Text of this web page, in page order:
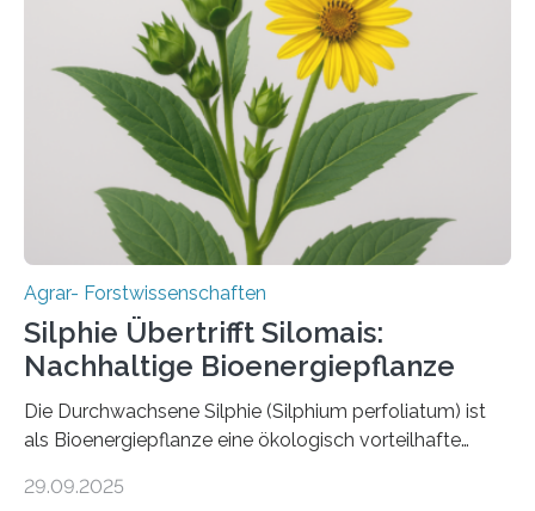
daher entscheidend, Schadinsekten effektiv zu
bekämpfen, während gleichzeitig nützliche Insekten
erhalten bleiben. An der Justus-Liebig-Universität
Gießen (JLU) erforscht die Arbeitsgruppe von Prof. Dr.
Marc F. Schetelig am Institut für
Insektenbiotechnologie neue biologische und
biotechnologische Verfahren zur…
Agrar- Forstwissenschaften
Silphie Übertrifft Silomais:
Nachhaltige Bioenergiepflanze
Die Durchwachsene Silphie (Silphium perfoliatum) ist
als Bioenergiepflanze eine ökologisch vorteilhafte
mehrjährigen Vergleichsstudie von Forschenden der
29.09.2025